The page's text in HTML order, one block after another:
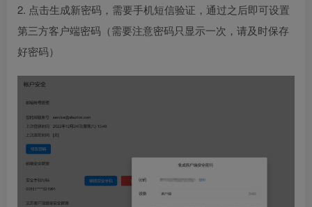
2. 点击生成新密码，需要手机短信验证，通过之后即可设置
第三方客户端密码（需要注意密码只显示一次，请及时保存
好密码）